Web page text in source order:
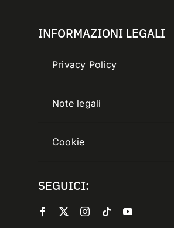
INFORMAZIONI LEGALI
Privacy Policy
Note legali
Cookie
SEGUICI: